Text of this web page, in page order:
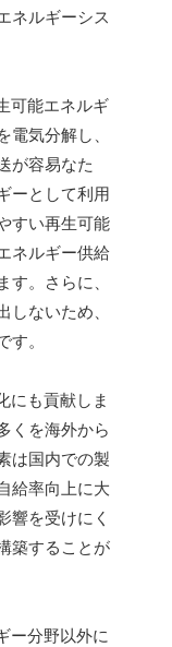
ネルギーシス
可能エネルギ
電気分解し、
が容易なた
ーとして利用
すい再生可能
ネルギー供給
す。さらに、
しないため、
す。
にも貢献しま
くを海外から
は国内での製
給率向上に大
響を受けにく
築することが
ー分野以外に